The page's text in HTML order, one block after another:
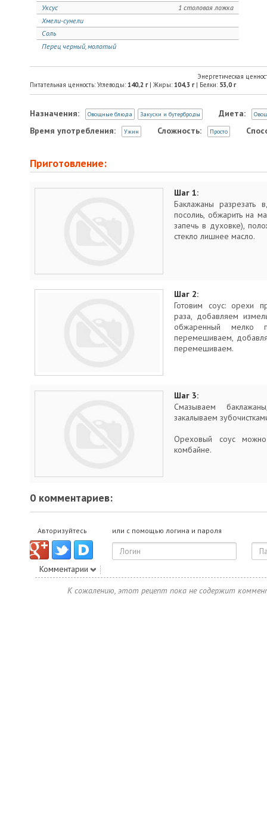
1 столовая ложка
Уксус
Хмели-сунели
Соль
Перец черный, молотый
Энергетическая
Питательная ценность: Углеводы: 140,2 г| Жиры: 104,3 г| Белки: 53,0 г
Назначения: Овощные блюда Закуски и бутерброды Диета:
Время употребления: Ужин Сложность: Просто
Приготовление:
Шаг 1:
Баклажаны разрезать
посолиь, обжарить на
запечь в духовке),
стекло лишнее масло.
Шаг 2:
Готовим соус: орехи
раза, добавляем
обжаренный мелко
перемешиваем,
перемешиваем.
Шаг 3:
Смазываем
закалываем
Ореховый соус
комбайне.
0 комментариев:
Авторизуйтесь или с помощью логина и пароля
Комментарии
К сожалению, этот рецепт пока не содержит